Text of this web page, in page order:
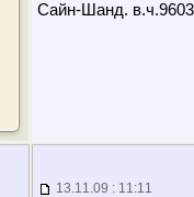
Сайн-Шанд.
13.11.09 : 11:11